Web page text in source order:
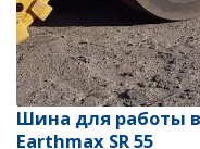
Шина для работы в
Earthmax SR 55